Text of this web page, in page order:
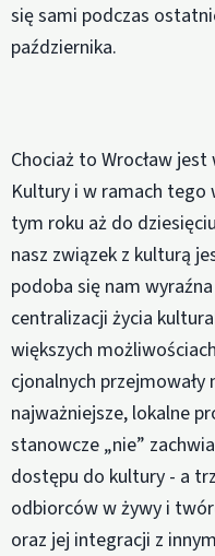
się sami podczas
października.
Chociaż to Wrocław
Kultury i w ramach
tym roku aż do
nasz związek z kulturą
podoba się nam
centralizacji życia
większych
cjonalnych
najważniejsze, lokalne
stanowcze „nie”
dostępu do kultury - a
odbiorców w żywy i
oraz jej integracji z